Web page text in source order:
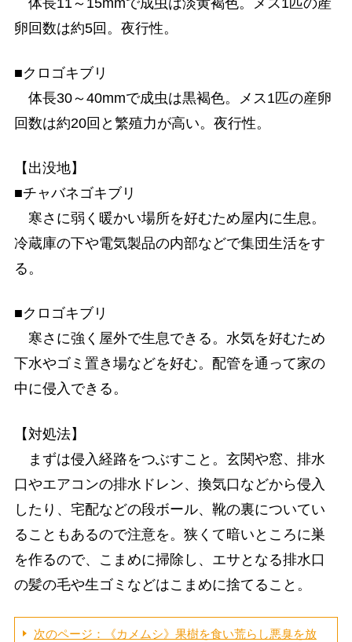
卵回数は約5回。夜行性。
■クロゴキブリ
体長30～40mmで成虫は黒褐色。メス1匹の産卵
回数は約20回と繁殖力が高い。夜行性。
【出没地】
■チャバネゴキブリ
寒さに弱く暖かい場所を好むため屋内に生息。
冷蔵庫の下や電気製品の内部などで集団生活をす
る。
■クロゴキブリ
寒さに強く屋外で生息できる。水気を好むため
下水やゴミ置き場などを好む。配管を通って家の
中に侵入できる。
【対処法】
まずは侵入経路をつぶすこと。玄関や窓、排水
口やエアコンの排水ドレン、換気口などから侵入
したり、宅配などの段ボール、靴の裏についてい
ることもあるので注意を。狭くて暗いところに巣
を作るので、こまめに掃除し、エサとなる排水口
の髪の毛や生ゴミなどはこまめに捨てること。
次のページ：《カメムシ》果樹を食い荒らし悪臭を放